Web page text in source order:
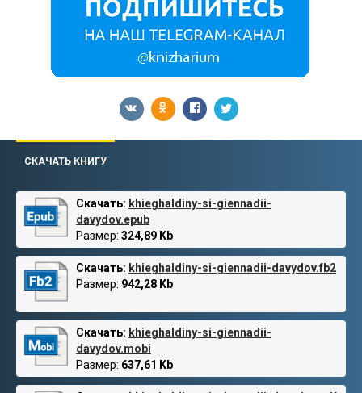
СКАЧАТЬ КНИГУ
Скачать: khieghaldiny-si-giennadii-
davydov.epub
Размер: 324,89 Kb
Скачать: khieghaldiny-si-giennadii-davydov.fb2
Размер: 942,28 Kb
Скачать: khieghaldiny-si-giennadii-
davydov.mobi
Размер: 637,61 Kb